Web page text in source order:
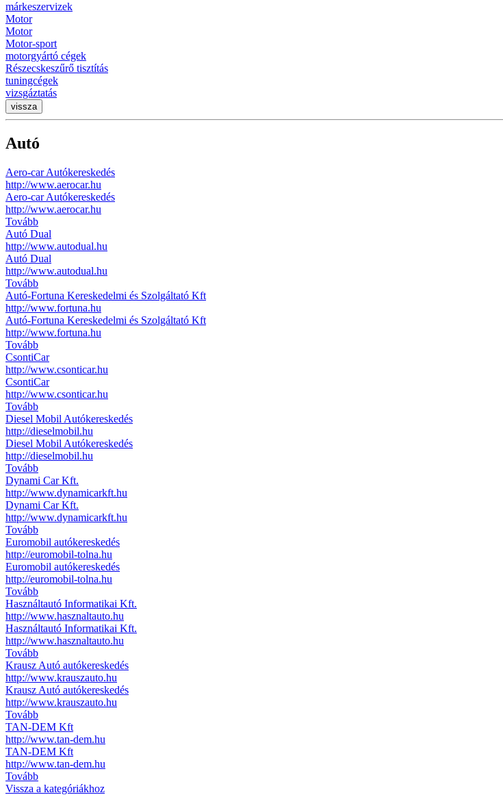
márkeszervizek
Motor
Motor
Motor-sport
motorgyártó cégek
Részecskeszűrő tisztítás
tuningcégek
vizsgáztatás
vissza
Autó
Aero-car Autókereskedés
http://www.aerocar.hu
Aero-car Autókereskedés
http://www.aerocar.hu
Tovább
Autó Dual
http://www.autodual.hu
Autó Dual
http://www.autodual.hu
Tovább
Autó-Fortuna Kereskedelmi és Szolgáltató Kft
http://www.fortuna.hu
Autó-Fortuna Kereskedelmi és Szolgáltató Kft
http://www.fortuna.hu
Tovább
CsontiCar
http://www.csonticar.hu
CsontiCar
http://www.csonticar.hu
Tovább
Diesel Mobil Autókereskedés
http://dieselmobil.hu
Diesel Mobil Autókereskedés
http://dieselmobil.hu
Tovább
Dynami Car Kft.
http://www.dynamicarkft.hu
Dynami Car Kft.
http://www.dynamicarkft.hu
Tovább
Euromobil autókereskedés
http://euromobil-tolna.hu
Euromobil autókereskedés
http://euromobil-tolna.hu
Tovább
Használtautó Informatikai Kft.
http://www.hasznaltauto.hu
Használtautó Informatikai Kft.
http://www.hasznaltauto.hu
Tovább
Krausz Autó autókereskedés
http://www.krauszauto.hu
Krausz Autó autókereskedés
http://www.krauszauto.hu
Tovább
TAN-DEM Kft
http://www.tan-dem.hu
TAN-DEM Kft
http://www.tan-dem.hu
Tovább
Vissza a kategóriákhoz